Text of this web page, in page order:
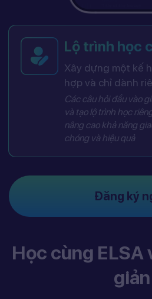
Lộ trình học
Xây dựng một kế
hợp và chỉ dành
Các câu hỏi đầu vào
và tạo lộ trình học
nâng cao khả năng
chóng và hiệu quả
Đăng ký
Học cùng ELSA
giản